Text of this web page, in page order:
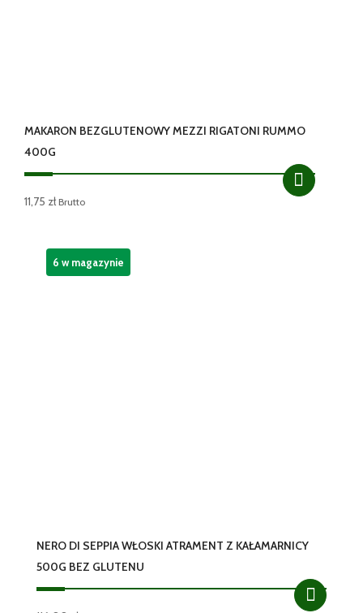
MAKARON BEZGLUTENOWY MEZZI RIGATONI RUMMO
400G
11,75 zł Brutto
NERO DI SEPPIA WŁOSKI ATRAMENT Z KAŁAMARNICY
500G BEZ GLUTENU
6 w magazynie